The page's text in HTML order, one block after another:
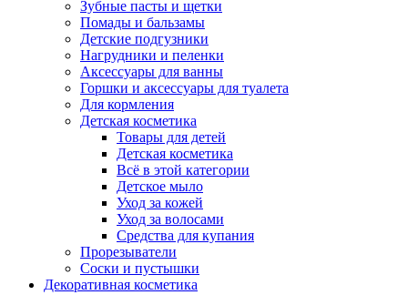
Зубные пасты и щетки
Помады и бальзамы
Детские подгузники
Нагрудники и пеленки
Аксессуары для ванны
Горшки и аксессуары для туалета
Для кормления
Детская косметика
Товары для детей
Детская косметика
Всё в этой категории
Детское мыло
Уход за кожей
Уход за волосами
Средства для купания
Прорезыватели
Соски и пустышки
Декоративная косметика